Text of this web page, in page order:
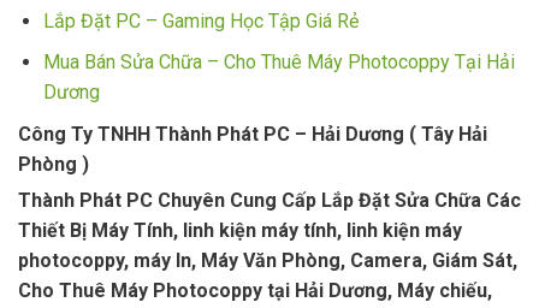
Lắp Đặt PC – Gaming Học Tập Giá Rẻ
Mua Bán Sửa Chữa – Cho Thuê Máy Photocoppy Tại Hải
Dương
Công Ty TNHH Thành Phát PC – Hải Dương ( Tây Hải
Phòng )
Thành Phát PC Chuyên Cung Cấp Lắp Đặt Sửa Chữa Các
Thiết Bị Máy Tính, linh kiện máy tính, linh kiện máy
photocoppy, máy In, Máy Văn Phòng, Camera, Giám Sát,
Cho Thuê Máy Photocoppy tại Hải Dương, Máy chiếu,